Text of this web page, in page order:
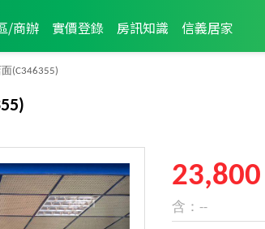
/商辦 實價登錄 房訊知識 信義居家
(C346355)
23,800
含：--